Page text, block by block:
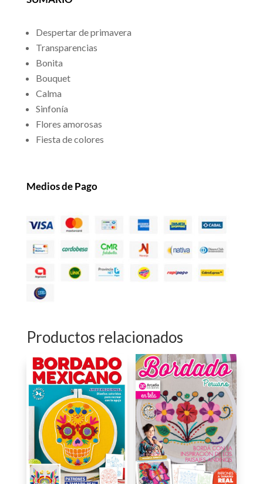
Despertar de primavera
Transparencias
Bonita
Bouquet
Calma
Sinfonía
Flores amorosas
Fiesta de colores
Medios de Pago
Productos relacionados